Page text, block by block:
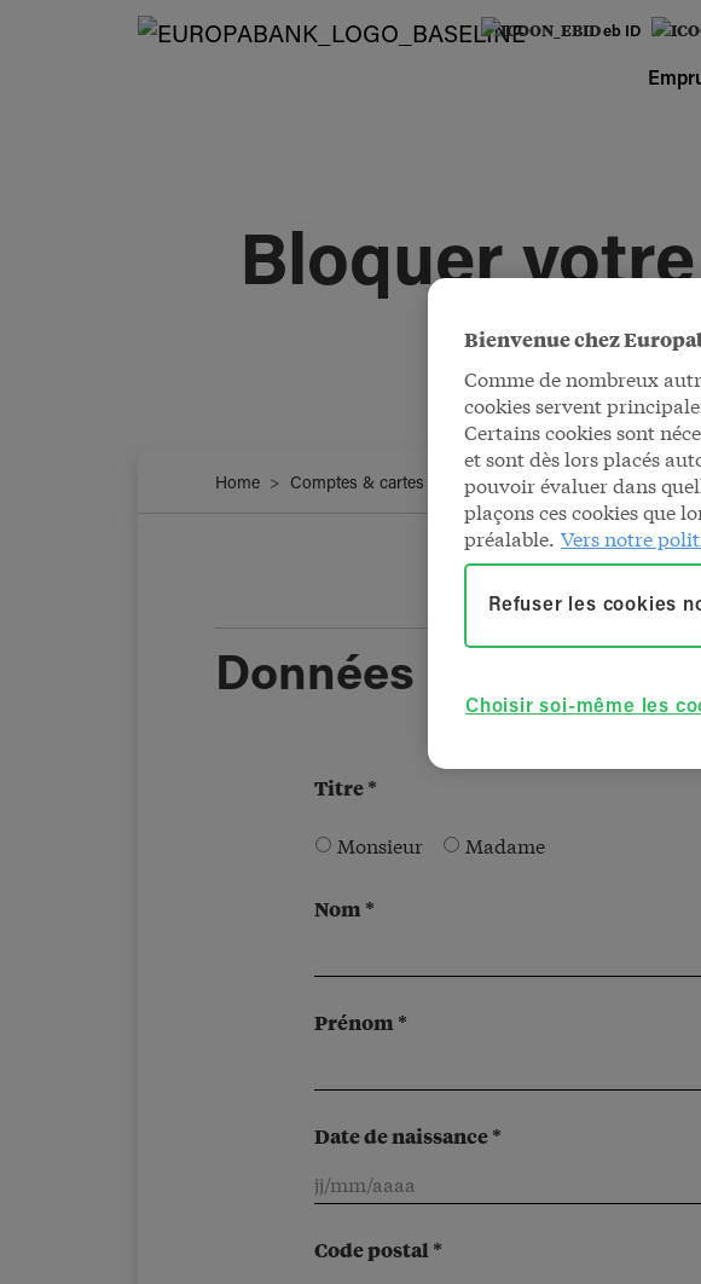
eb ID
Bloquer
Home Comptes & cartes Bloquer votre carte
Données personnelles
Titre *
Monsieur Madame
Nom *
Prénom *
Date de naissance *
Code postal *
Bienvenue chez
Comme de nombreux
cookies servent
Certains cookies sont
et sont dès lors placés
pouvoir évaluer dans
plaçons ces cookies que
préalable. Vers notre
Choisir soi-même les
Refuser les cookies